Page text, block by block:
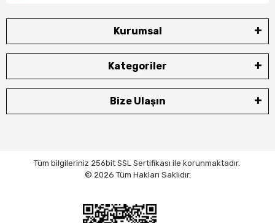
Kurumsal
Kategoriler
Bize Ulaşın
Tüm bilgileriniz 256bit SSL Sertifikası ile korunmaktadır.
© 2026 Tüm Hakları Saklıdır.